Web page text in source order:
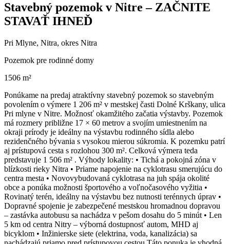
Stavebný pozemok v Nitre – ZAČNITE
STAVAŤ IHNEĎ
Pri Mlyne, Nitra, okres Nitra
Pozemok pre rodinné domy
1506 m²
Ponúkame na predaj atraktívny stavebný pozemok so stavebným
povolením o výmere 1 206 m² v mestskej časti Dolné Krškany, ulica
Pri mlyne v Nitre. Možnosť okamžitého začatia výstavby. Pozemok
má rozmery približne 17 × 60 metrov a svojím umiestnením na
okraji prírody je ideálny na výstavbu rodinného sídla alebo
rezidenčného bývania s vysokou mierou súkromia. K pozemku patrí
aj prístupová cesta s rozlohou 300 m². Celková výmera teda
predstavuje 1 506 m² . Výhody lokality: • Tichá a pokojná zóna v
blízkosti rieky Nitra • Priame napojenie na cyklotrasu smerujúcu do
centra mesta • Novovybudovaná cyklotrasa na juh spája okolité
obce a ponúka možnosti športového a voľnočasového vyžitia •
Rovinatý terén, ideálny na výstavbu bez nutnosti terénnych úprav •
Dopravné spojenie je zabezpečené mestskou hromadnou dopravou
– zastávka autobusu sa nachádza v pešom dosahu do 5 minút • Len
5 km od centra Nitry – výborná dostupnosť autom, MHD aj
bicyklom • Inžinierske siete (elektrina, voda, kanalizácia) sa